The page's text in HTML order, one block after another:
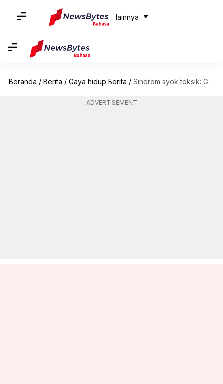
lainnya
Beranda / Berita / Gaya hidup Berita / Sindrom syok toksik: Gejala, penyebab, dan pengobatan
ADVERTISEMENT